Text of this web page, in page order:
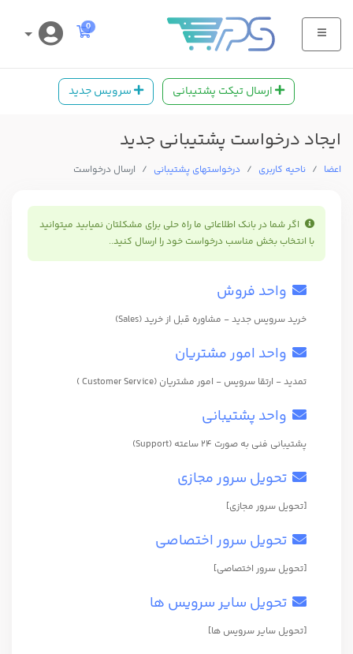
0 کارت
ارسال تیکت پشتیبانی سرویس جدید
ایجاد درخواست پشتیبانی جدید
اعضا ناحیه کاربری درخواستهای پشتیبانی ارسال درخواست
اگر شما در بانک اطلاعاتی ما راه حلی برای مشکلتان نمیابید میتوانید
با انتخاب بخش مناسب درخواست خود را ارسال کنید..
واحد فروش
خرید سرویس جدید - مشاوره قبل از خرید (Sales)
واحد امور مشتریان
تمدید - ارتقا سرویس - امور مشتریان (Customer Service )
واحد پشتیبانی
پشتیبانی فنی به صورت ۲۴ ساعته (Support)
تحویل سرور مجازی
[تحویل سرور مجازی]
تحویل سرور اختصاصی
[تحویل سرور اختصاصی]
تحویل سایر سرویس ها
[تحویل سایر سرویس ها]